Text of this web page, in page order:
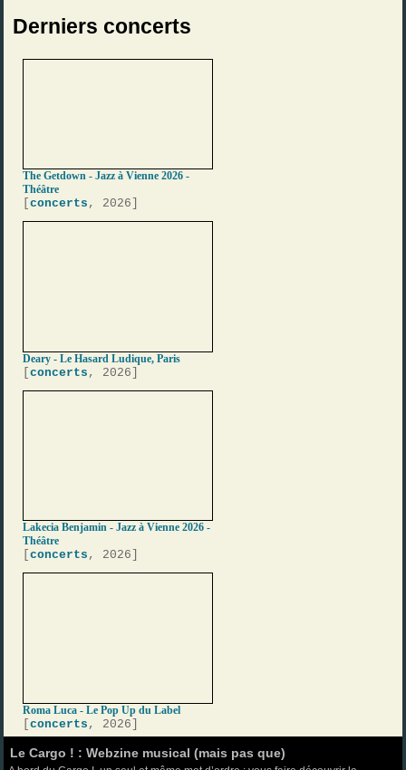
Derniers concerts
The Getdown - Jazz à Vienne 2026 -
Théâtre
[concerts , 2026]
Deary - Le Hasard Ludique, Paris
[concerts , 2026]
Lakecia Benjamin - Jazz à Vienne 2026 -
Théâtre
[concerts , 2026]
Roma Luca - Le Pop Up du Label
[concerts , 2026]
Le Cargo ! : Webzine musical (mais pas que)